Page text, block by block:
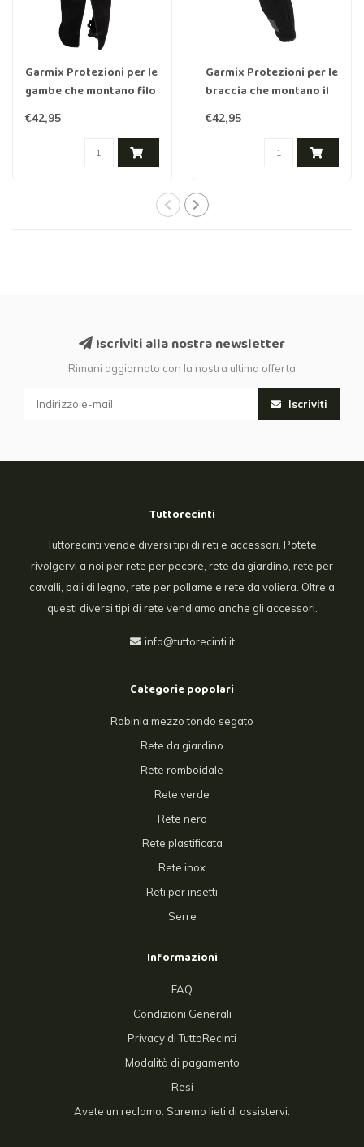
Garmix Protezioni per le
gambe che montano filo
spinato e rasoio
€42,95
Garmix Protezioni per le
braccia che montano il
filo spinato e il rasoio
€42,95
Iscriviti alla nostra newsletter
Rimani aggiornato con la nostra ultima offerta
Iscriviti
Tuttorecinti
Tuttorecinti vende diversi tipi di reti e accessori. Potete
rivolgervi a noi per rete per pecore, rete da giardino, rete per
cavalli, pali di legno, rete per pollame e rete da voliera. Oltre a
questi diversi tipi di rete vendiamo anche gli accessori.
info@tuttorecinti.it
Categorie popolari
Robinia mezzo tondo segato
Rete da giardino
Rete romboidale
Rete verde
Rete nero
Rete plastificata
Rete inox
Reti per insetti
Serre
Informazioni
FAQ
Condizioni Generali
Privacy di TuttoRecinti
Modalità di pagamento
Resi
Avete un reclamo. Saremo lieti di assistervi.